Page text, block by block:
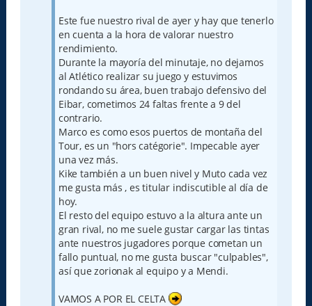
Este fue nuestro rival de ayer y hay que tenerlo
en cuenta a la hora de valorar nuestro
rendimiento.
Durante la mayoría del minutaje, no dejamos
al Atlético realizar su juego y estuvimos
rondando su área, buen trabajo defensivo del
Eibar, cometimos 24 faltas frente a 9 del
contrario.
Marco es como esos puertos de montaña del
Tour, es un "hors catégorie". Impecable ayer
una vez más.
Kike también a un buen nivel y Muto cada vez
me gusta más , es titular indiscutible al día de
hoy.
El resto del equipo estuvo a la altura ante un
gran rival, no me suele gustar cargar las tintas
ante nuestros jugadores porque cometan un
fallo puntual, no me gusta buscar "culpables",
así que zorionak al equipo y a Mendi.
VAMOS A POR EL CELTA